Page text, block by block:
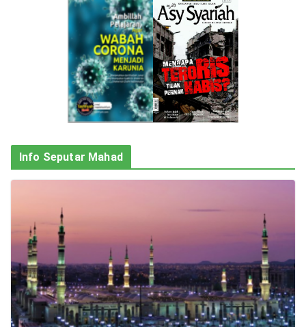
Info Seputar Mahad